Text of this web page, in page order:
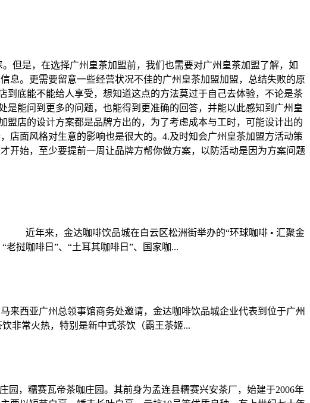
但是，在选择广州皇茶加盟前，我们也需要对广州皇茶加盟了解，如
息。更需要留意一些经营状况不佳的广州皇茶加盟加盟，总结失败的原
底能不能给人享受，想知道这点的方法莫过于自己去体验，不论是茶
能问到更多的问题，也能得到更准确的回答，并能以此感知到广州皇
店的设计方案都是品牌方出的，为了考虑成本与工时，可能设计出的
店面风格对生意的影响也是很大的。4.及时知会广州皇茶加盟方活动策
开始，至少要提前一周让品牌方帮你做方案，以防活动是因为方案问题
近年来，金达咖啡饮品城在白云区松洲街举办的“环球咖啡 • 汇聚金
挝咖啡日”、“土耳其咖啡日”、国家咖...
来西亚广州总领事馆商务处邀请，金达咖啡饮品城企业代表到位于广州
常火热，特别是新中式茶饮（霸王茶姬...
，糯赛瓦帝茶咖庄园。其前身为孟连县糯赛兴安茶厂，始建于2006年